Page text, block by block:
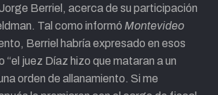
Berriel, acerca de su participación
Tal como informó Montevideo
Berriel habría expresado en esos
juez Díaz hizo que mataran a un
orden de allanamiento. Si me